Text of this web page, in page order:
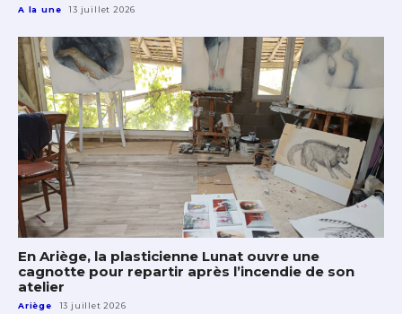
A la une 13 juillet 2026
En Ariège, la plasticienne Lunat ouvre une
cagnotte pour repartir après l’incendie de son
atelier
Ariège 13 juillet 2026